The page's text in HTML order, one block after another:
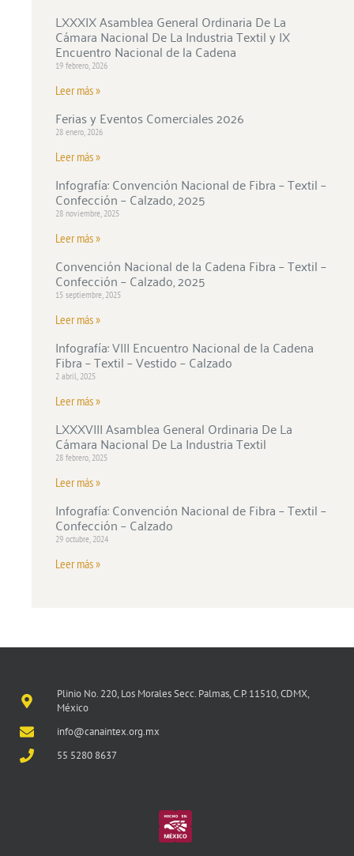
LXXXIX Asamblea General Ordinaria De La
Cámara Nacional De La Industria Textil y IX
Encuentro Nacional de la Cadena
19 febrero, 2026
Leer más »
Ferias y Eventos Comerciales 2026
28 enero, 2026
Leer más »
Infografía: Convención Nacional de Fibra – Textil –
Confección – Calzado, 2025
28 noviembre, 2025
Leer más »
Convención Nacional de la Cadena Fibra – Textil –
Confección – Calzado, 2025
15 septiembre, 2025
Leer más »
Infografía: VIII Encuentro Nacional de la Cadena
Fibra – Textil – Vestido – Calzado
2 abril, 2025
Leer más »
LXXXVIII Asamblea General Ordinaria De La
Cámara Nacional De La Industria Textil
28 febrero, 2025
Leer más »
Infografía: Convención Nacional de Fibra – Textil –
Confección – Calzado
29 octubre, 2024
Leer más »
Plinio No. 220, Los Morales Secc. Palmas, C.P. 11510, CDMX,
México
info@canaintex.org.mx
55 5280 8637